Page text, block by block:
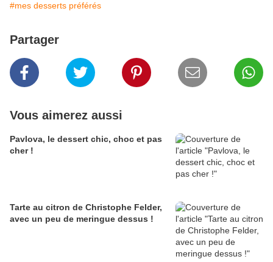
#mes desserts préférés
Partager
Vous aimerez aussi
Pavlova, le dessert chic, choc et pas
cher !
Tarte au citron de Christophe Felder,
avec un peu de meringue dessus !